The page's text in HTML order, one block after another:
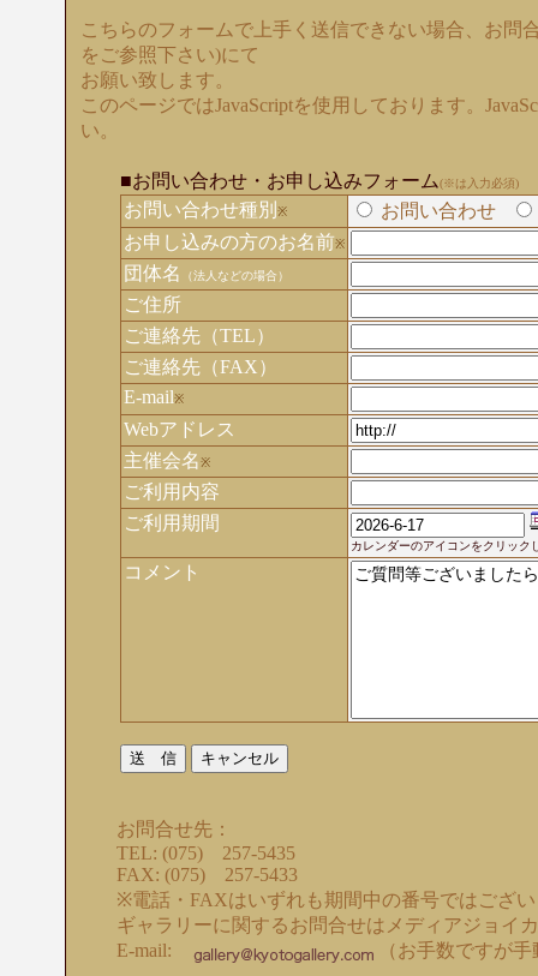
こちらのフォームで上手く送信できない場合、お問
をご参照下さい)にて
お願い致します。
このページではJavaScriptを使用しております。
い。
■お問い合わせ・お申し込みフォーム(※は入力必須)
お問い合わせ種別 ※ お問い合わせ
お申し込みの方のお名前※
団体名 （法人などの場合）
ご住所
ご連絡先（TEL）
ご連絡先（FAX）
E-mail※
Webアドレス
主催会名※
ご利用内容
ご利用期間
カレンダーのアイコンをクリック
コメント
お問合せ先：
TEL: (075) 257-5435
FAX: (075) 257-5433
※電話・FAXはいずれも期間中の番号ではござ
ギャラリーに関するお問合せはメディアジョイ
E-mail:
（お手数ですが